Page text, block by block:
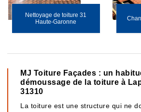
Nettoyage de toiture 31
Haute-Garonne
MJ Toiture Façades : un
démoussage de la toiture à
31310
La toiture est une structure qui ne